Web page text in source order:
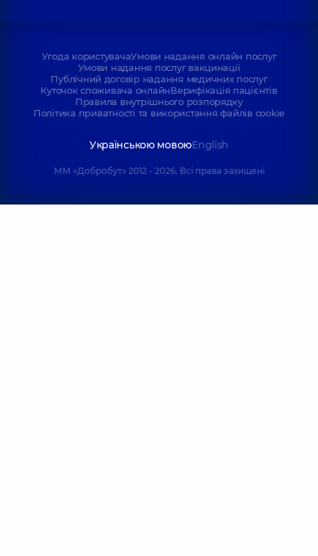
Угода користувачаУмови надання онлайн послуг
Умови надання послуг вакцинації
Публічний договір надання медичних послуг
Куточок споживача онлайнВерифікація пацієнтів
Правила внутрішнього розпорядку
Політика приватності та використання файлів cookie
Українською мовоюEnglish
ММ «Добробут» 2012 - 2026. Всі права захищені